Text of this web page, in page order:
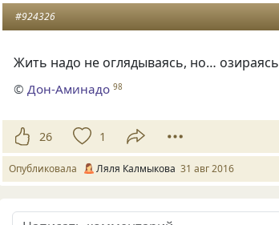
#924326
Жить надо не оглядываясь, но… озираясь
© Дон-Аминадо 98
26 1
Опубликовала Ляля Калмыкова 31 авг 2016